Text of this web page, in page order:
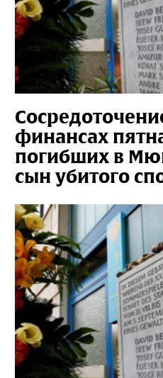
финансах
погибших в
сын убитого